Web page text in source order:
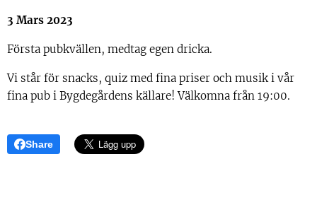
3 Mars 2023
Första pubkvällen, medtag egen dricka.
Vi står för snacks, quiz med fina priser och musik i vår
fina pub i Bygdegårdens källare! Välkomna från 19:00.
Share